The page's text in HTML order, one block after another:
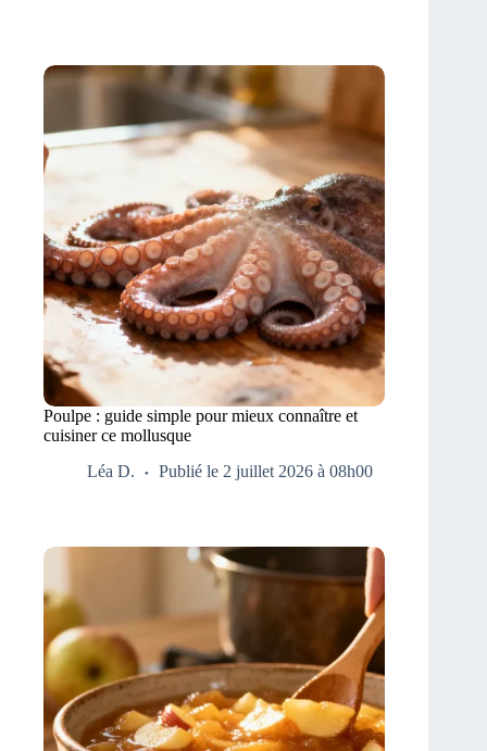
Poulpe : guide simple pour mieux connaître et
cuisiner ce mollusque
Léa D.
Publié le 2 juillet 2026 à 08h00